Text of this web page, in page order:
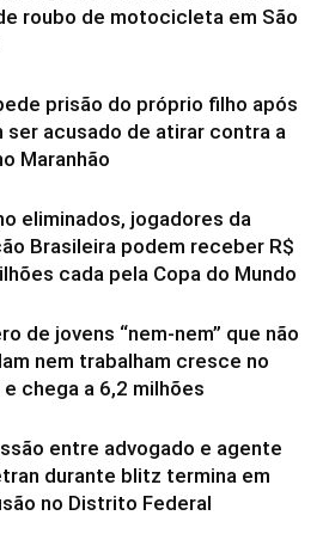
roubo de motocicleta em São
prisão do próprio filho após
ser acusado de atirar contra a
Maranhão
eliminados, jogadores da
Brasileira podem receber R$
cada pela Copa do Mundo
de jovens “nem-nem” que não
nem trabalham cresce no
e chega a 6,2 milhões
entre advogado e agente
durante blitz termina em
no Distrito Federal